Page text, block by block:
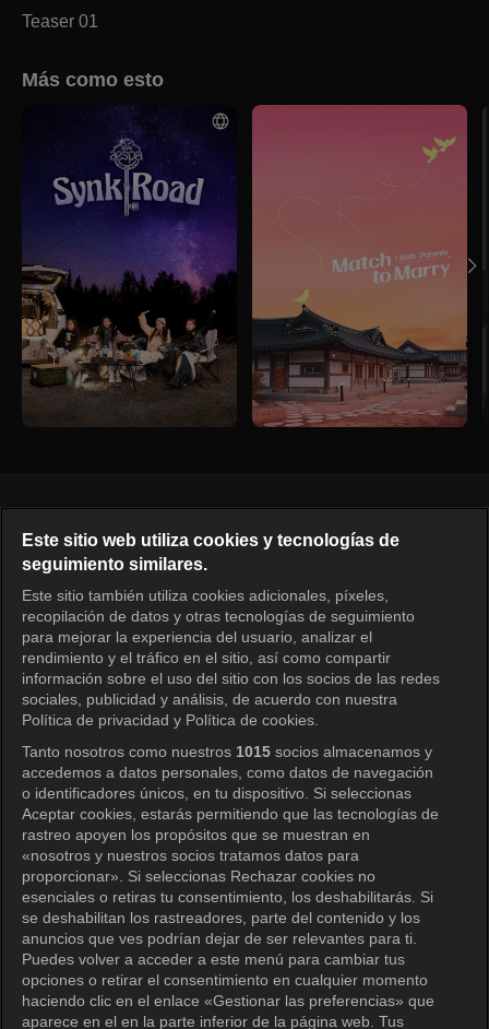
Teaser 01
Más como esto
Español
KOCOWA+ Redes sociales
KOCOWA+
Centro de ayuda
Términos de uso
Política de privacidad
Política de privacidad (Europa)
Política de privacidad (Oceanía)
Política de privacidad (Brasil)
Este sitio web utiliza cookies y tecnologías de
seguimiento similares.
Este sitio también utiliza cookies adicionales, píxeles,
recopilación de datos y otras tecnologías de seguimiento
para mejorar la experiencia del usuario, analizar el
rendimiento y el tráfico en el sitio, así como compartir
información sobre el uso del sitio con los socios de las redes
sociales, publicidad y análisis, de acuerdo con nuestra
Política de privacidad y Política de cookies.
Tanto nosotros como nuestros 1015 socios almacenamos y
accedemos a datos personales, como datos de navegación
o identificadores únicos, en tu dispositivo. Si seleccionas
Aceptar cookies, estarás permitiendo que las tecnologías de
rastreo apoyen los propósitos que se muestran en
«nosotros y nuestros socios tratamos datos para
proporcionar». Si seleccionas Rechazar cookies no
esenciales o retiras tu consentimiento, los deshabilitarás. Si
se deshabilitan los rastreadores, parte del contenido y los
anuncios que ves podrían dejar de ser relevantes para ti.
Puedes volver a acceder a este menú para cambiar tus
opciones o retirar el consentimiento en cualquier momento
haciendo clic en el enlace «Gestionar las preferencias» que
aparece en el en la parte inferior de la página web. Tus